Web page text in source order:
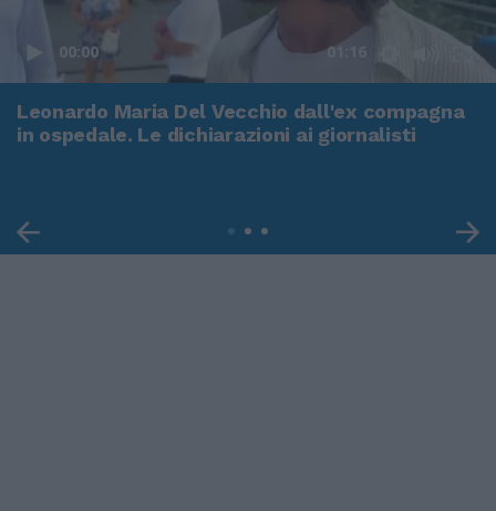
00:00 01:16
Leonardo Maria Del Vecchio dall'ex compagna
in ospedale. Le dichiarazioni ai giornalisti